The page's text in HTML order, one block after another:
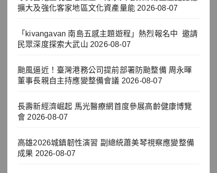
擴大及強化客家地區文化資產量能 2026-08-07
「kivangavan 南島五感主題遊程」熱烈報名中 邀請
民眾深度探索大武山 2026-08-07
颱風逼近！臺灣港務公司提前部署防颱整備 周永暉
董事長親自主持應變整備會議 2026-08-07
長壽新經濟崛起 馬光醫療網首度參展高齡健康博覽
會 2026-08-07
高雄2026城鎮韌性演習 副總統蕭美琴視察應變整備
成果 2026-08-07